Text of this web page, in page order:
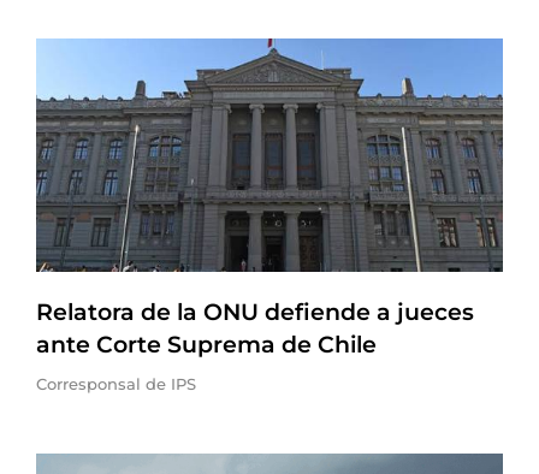
Relatora de la ONU defiende a jueces
ante Corte Suprema de Chile
Corresponsal de IPS